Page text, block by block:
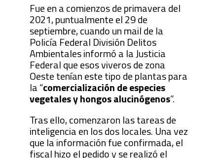
Fue en a comienzos de primavera del
2021, puntualmente el 29 de
septiembre, cuando un mail de la
Policía Federal División Delitos
Ambientales informó a la Justicia
Federal que esos viveros de zona
Oeste tenían este tipo de plantas para
la “comercialización de especies
vegetales y hongos alucinógenos”.
Tras ello, comenzaron las tareas de
inteligencia en los dos locales. Una vez
que la información fue confirmada, el
fiscal hizo el pedido y se realizó el